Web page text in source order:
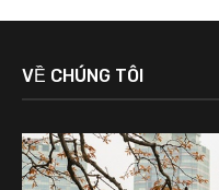
VỀ CHÚNG TÔI